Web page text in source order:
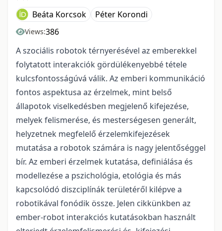
Beáta Korcsok Péter Korondi
Views:386
A szociális robotok térnyerésével az emberekkel
folytatott interakciók gördülékenyebbé tétele
kulcsfontosságúvá válik. Az emberi kommunikáció
fontos aspektusa az érzelmek, mint belső
állapotok viselkedésben megjelenő kifejezése,
melyek felismerése, és mesterségesen generált,
helyzetnek megfelelő érzelemkifejezések
mutatása a robotok számára is nagy jelentőséggel
bír. Az emberi érzelmek kutatása, definiálása és
modellezése a pszichológia, etológia és más
kapcsolódó diszciplínák területéről kilépve a
robotikával fonódik össze. Jelen cikkünkben az
ember-robot interakciós kutatásokban használt